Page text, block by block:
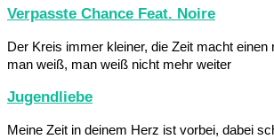
Verpasste Chance Feat. Noire
Der Kreis immer kleiner, die Zeit macht einen
man weiß, man weiß nicht mehr weiter
Jugendliebe
Meine Zeit in deinem Herz ist vorbei, dabei